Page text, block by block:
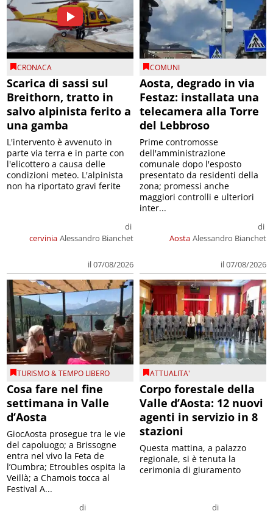
CRONACA
Scarica di sassi sul
Breithorn, tratto in
salvo alpinista ferito a
una gamba
cervinia
di
Alessandro Bianchet
il 07/08/2026
L'intervento è avvenuto in
parte via terra e in parte con
l'elicottero a causa delle
condizioni meteo. L'alpinista
non ha riportato gravi ferite
COMUNI
Aosta, degrado in via
Festaz: installata una
telecamera alla Torre
del Lebbroso
Aosta
di
Alessandro Bianchet
il 07/08/2026
Prime contromosse
dell'amministrazione
comunale dopo l'esposto
presentato da residenti della
zona; promessi anche
maggiori controlli e ulteriori
inter...
TURISMO & TEMPO LIBERO
Cosa fare nel fine
settimana in Valle
d’Aosta
di
GiocAosta prosegue tra le vie
del capoluogo; a Brissogne
entra nel vivo la Feta de
l’Oumbra; Etroubles ospita la
Veillà; a Chamois tocca al
Festival A...
ATTUALITA'
Corpo forestale della
Valle d’Aosta: 12 nuovi
agenti in servizio in 8
stazioni
di
Questa mattina, a palazzo
regionale, si è tenuta la
cerimonia di giuramento